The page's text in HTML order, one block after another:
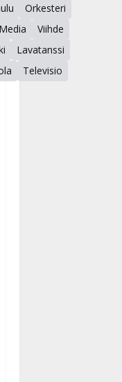
Orkesteri
Media
Viihde
Lavatanssi
Televisio